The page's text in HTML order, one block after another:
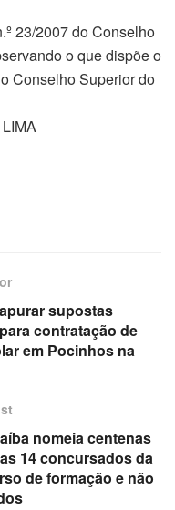
23/2007 do Conselho
o que dispõe o
Conselho Superior do
supostas
contratação de
em Pocinhos na
nomeia centenas
14 concursados da
de formação e não